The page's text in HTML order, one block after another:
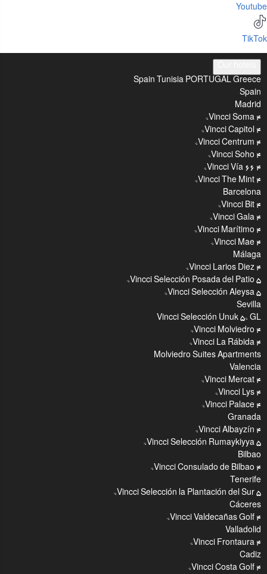
Youtube
TikTok
Spain Tunisia PORTUGAL Greece
Spain
Madrid
Vincci Soma 4*
Vincci Capitol 4*
Vincci Centrum 4*
Vincci Soho 4*
Vincci Vía 66 4*
Vincci The Mint 4*
Barcelona
Vincci Bit 4*
Vincci Gala 4*
Vincci Marítimo 4*
Vincci Mae 4*
Málaga
Vincci Larios Diez 4*
Vincci Selección Posada del Patio 5*
Vincci Selección Aleysa 5*
Sevilla
Vincci Selección Unuk 5* GL
Vincci Molviedro 4*
Vincci La Rábida 4*
Molviedro Suites Apartments
Valencia
Vincci Mercat 4*
Vincci Lys 4*
Vincci Palace 4*
Granada
Vincci Albayzín 4*
Vincci Selección Rumaykiyya 5*
Bilbao
Vincci Consulado de Bilbao 4*
Tenerife
Vincci Selección la Plantación del Sur 5*
Cáceres
Vincci Valdecañas Golf 4*
Valladolid
Vincci Frontaura 4*
Cadiz
Vincci Costa Golf 4*